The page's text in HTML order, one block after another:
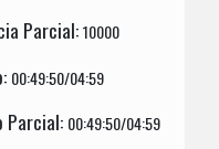
Parcial:10000
00:49:50/04:59
Parcial: 00:49:50/04:59